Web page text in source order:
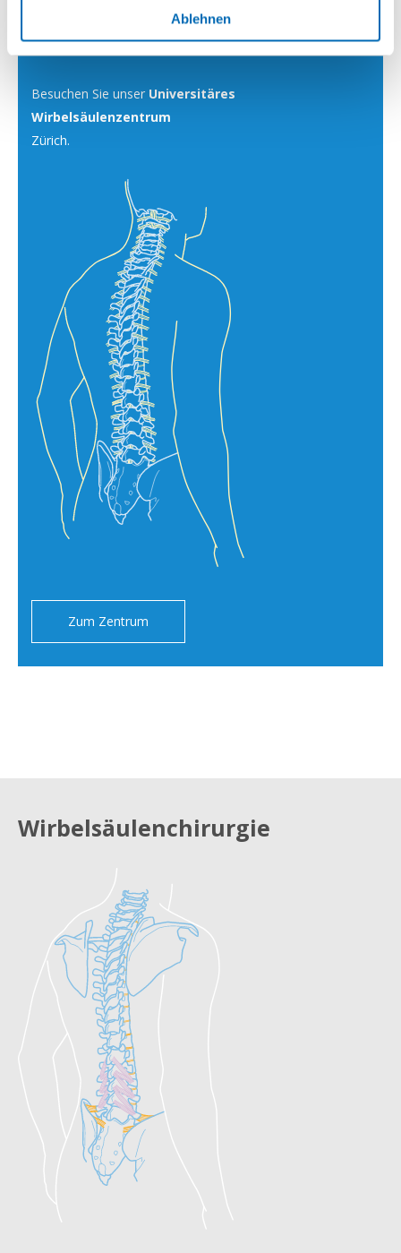
Ablehnen
Die erste Adresse für Rückenleiden
Besuchen Sie unser Universitäres
Wirbelsäulenzentrum
Zürich.
Zum Zentrum
Wirbelsäulenchirurgie